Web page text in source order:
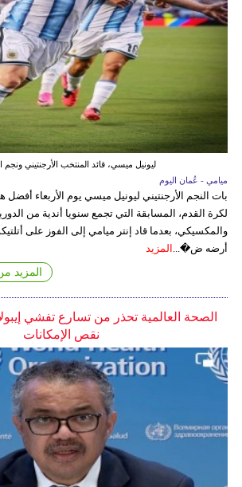
ليونيل ميسي، قائد المنتخب الأرجنتيني ونجم
ميامي - عُمان اليوم
بات النجم الأرجنتيني ليونيل ميسي يوم الأربعاء
لكرة القدم، المسابقة التي تجمع سنويا أندية من
أرضه ض�... المزيد
المزيد
الصحة العالمية تحذر من تسارع تفشي
نقص الإمكانات